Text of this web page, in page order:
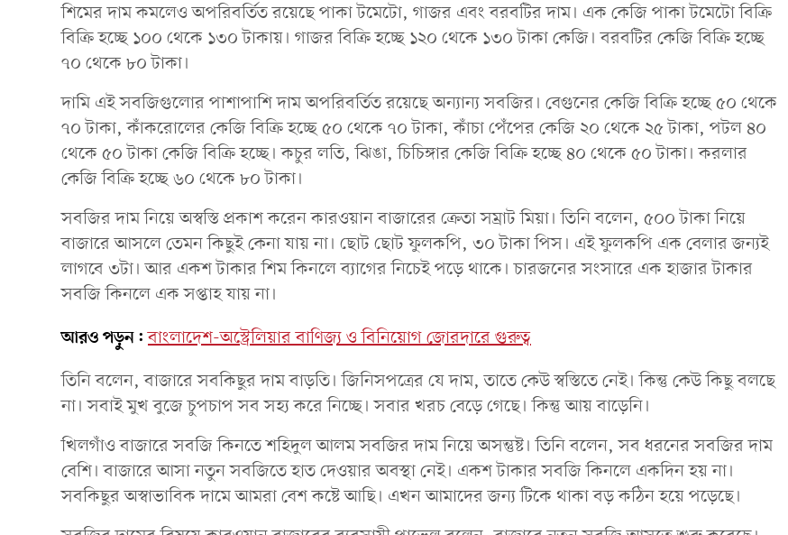
শিমের দাম কমলেও অপরিবর্তিত রয়েছে পাকা টমেটো, গাজর এবং বরবটির দাম। এক কেজি পাকা টমেটো বিক্রি
বিক্রি হচ্ছে ১০০ থেকে ১৩০ টাকায়। গাজর বিক্রি হচ্ছে ১২০ থেকে ১৩০ টাকা কেজি। বরবটির কেজি বিক্রি হচ্ছে
৭০ থেকে ৮০ টাকা।
দামি এই সবজিগুলোর পাশাপাশি দাম অপরিবর্তিত রয়েছে অন্যান্য সবজির। বেগুনের কেজি বিক্রি হচ্ছে ৫০ থেকে
৭০ টাকা, কাঁকরোলের কেজি বিক্রি হচ্ছে ৫০ থেকে ৭০ টাকা, কাঁচা পেঁপের কেজি ২০ থেকে ২৫ টাকা, পটল ৪০
থেকে ৫০ টাকা কেজি বিক্রি হচ্ছে। কচুর লতি, ঝিঙা, চিচিঙ্গার কেজি বিক্রি হচ্ছে ৪০ থেকে ৫০ টাকা। করলার
কেজি বিক্রি হচ্ছে ৬০ থেকে ৮০ টাকা।
সবজির দাম নিয়ে অস্বস্তি প্রকাশ করেন কারওয়ান বাজারের ক্রেতা সম্রাট মিয়া। তিনি বলেন, ৫০০ টাকা নিয়ে
বাজারে আসলে তেমন কিছুই কেনা যায় না। ছোট ছোট ফুলকপি, ৩০ টাকা পিস। এই ফুলকপি এক বেলার জন্যই
লাগবে ৩টা। আর একশ টাকার শিম কিনলে ব্যাগের নিচেই পড়ে থাকে। চারজনের সংসারে এক হাজার টাকার
সবজি কিনলে এক সপ্তাহ যায় না।
আরও পড়ুন: বাংলাদেশ-অস্ট্রেলিয়ার বাণিজ্য ও বিনিয়োগ জোরদারে গুরুত্ব
তিনি বলেন, বাজারে সবকিছুর দাম বাড়তি। জিনিসপত্রের যে দাম, তাতে কেউ স্বস্তিতে নেই। কিন্তু কেউ কিছু বলছে
না। সবাই মুখ বুজে চুপচাপ সব সহ্য করে নিচ্ছে। সবার খরচ বেড়ে গেছে। কিন্তু আয় বাড়েনি।
খিলগাঁও বাজারে সবজি কিনতে শহিদুল আলম সবজির দাম নিয়ে অসন্তুষ্ট। তিনি বলেন, সব ধরনের সবজির দাম
বেশি। বাজারে আসা নতুন সবজিতে হাত দেওয়ার অবস্থা নেই। একশ টাকার সবজি কিনলে একদিন হয় না।
সবকিছুর অস্বাভাবিক দামে আমরা বেশ কষ্টে আছি। এখন আমাদের জন্য টিকে থাকা বড় কঠিন হয়ে পড়েছে।